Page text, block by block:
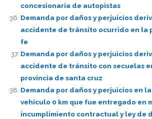
concesionaria de autopistas
Demanda por daños y perjuicios
accidente de tránsito ocurrido en la
fe
Demanda por daños y perjuicios
accidente de tránsito con secuelas
provincia de santa cruz
Demanda por daños y perjuicios en
vehículo 0 km que fue entregado en
incumplimiento contractual y ley de